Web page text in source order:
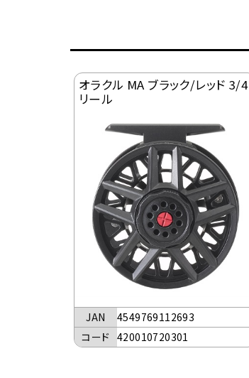
オラクル MA ブラック/レッド 3/4
リール
JAN
4549769112693
コード 420010720301